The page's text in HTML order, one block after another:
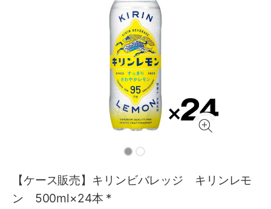
【ケース販売】キリンビバレッジ キリンレモ
ン 500ml×24本 *